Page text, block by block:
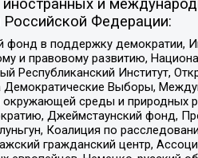
и
Российской Федерации:
фонд в поддержку демократии,
и правовому развитию,
Республиканский Институт,
Выборы,
среды и природных
Джеймстаунский фонд,
Коалиция по
гражданский центр,